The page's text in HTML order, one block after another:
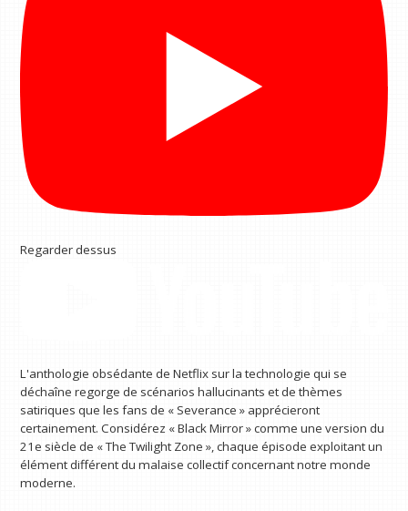
Regarder dessus
L'anthologie obsédante de Netflix sur la technologie qui se
déchaîne regorge de scénarios hallucinants et de thèmes
satiriques que les fans de « Severance » apprécieront
certainement. Considérez « Black Mirror » comme une version du
21e siècle de « The Twilight Zone », chaque épisode exploitant un
élément différent du malaise collectif concernant notre monde
moderne.